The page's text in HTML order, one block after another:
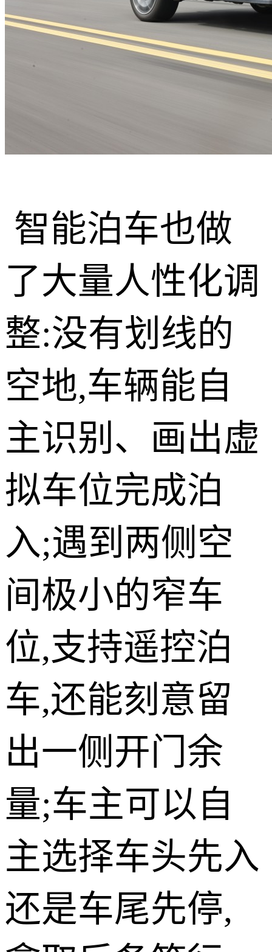
智能泊车也做
了大量人性化调
整:没有划线的
空地,车辆能自
主识别、画出虚
拟车位完成泊
入;遇到两侧空
间极小的窄车
位,支持遥控泊
车,还能刻意留
出一侧开门余
量;车主可以自
主选择车头先入
还是车尾先停,